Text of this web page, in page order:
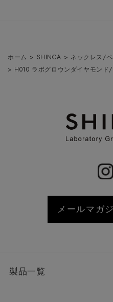
ホーム > SHINCA > ネックレス/
> H010 ラボグロウンダイヤモン
メールマガ
製品一覧